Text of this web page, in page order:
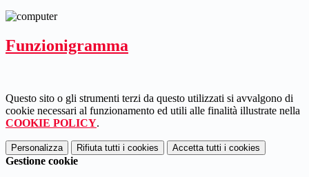
Funzionigramma
Questo sito o gli strumenti terzi da questo utilizzati si avvalgono di
cookie necessari al funzionamento ed utili alle finalità illustrate nella
COOKIE POLICY.
Personalizza Rifiuta tutti i cookies Accetta tutti i cookies
Gestione cookie